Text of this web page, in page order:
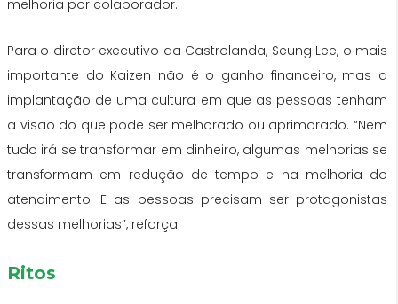
melhoria por colaborador.
Para o diretor executivo da Castrolanda, Seung Lee, o mais
importante do Kaizen não é o ganho financeiro, mas a
implantação de uma cultura em que as pessoas tenham
a visão do que pode ser melhorado ou aprimorado. “Nem
tudo irá se transformar em dinheiro, algumas melhorias se
transformam em redução de tempo e na melhoria do
atendimento. E as pessoas precisam ser protagonistas
dessas melhorias”, reforça.
Ritos